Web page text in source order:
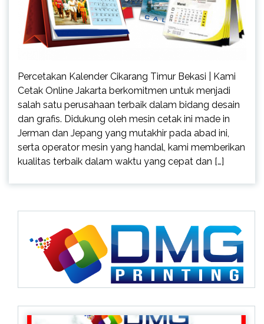
Percetakan Kalender Cikarang Timur Bekasi | Kami
Cetak Online Jakarta berkomitmen untuk menjadi
salah satu perusahaan terbaik dalam bidang desain
dan grafis. Didukung oleh mesin cetak ini made in
Jerman dan Jepang yang mutakhir pada abad ini,
serta operator mesin yang handal, kami memberikan
kualitas terbaik dalam waktu yang cepat dan […]